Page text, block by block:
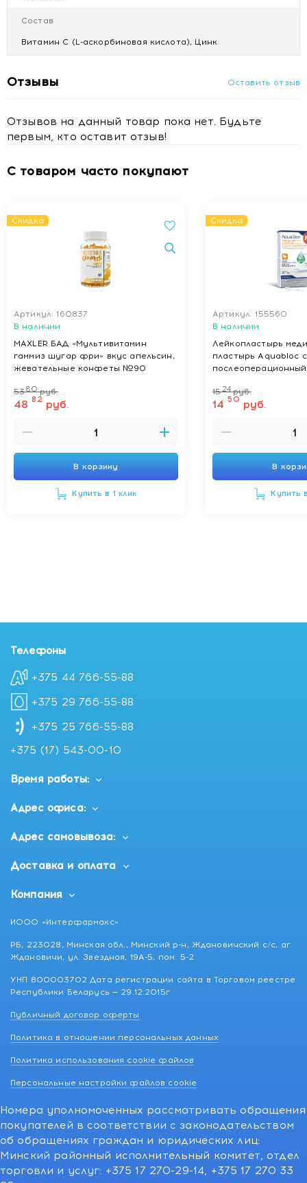
Индивидуальная непереносимость компонентов,
беременным и кормящим женщинам.
Состав
Витамин С (L-аскорбиновая кислота), Цинк
Отзывы Оставить отзыв
Отзывов на данный товар пока нет. Будьте
первым, кто оставит отзыв!
С товаром часто покупают
Скидка
Артикул: 160837
В наличии
MAXLER БАД «Мультивитамин
гаммиз шугар фри» вкус апельсин,
жевательные конфеты №90
5380 руб.
48 82 руб.
В корзину
Купить в 1 клик
Скидка
Артикул: 155560
В наличии
Лейкопластырь
пластырь Aquabloc
послеоперационный
размеры, см: 10 х
1524 руб.
14 50 руб.
В
Купить
Телефоны
+375 44 766-55-88
+375 29 766-55-88
+375 25 766-55-88
+375 (17) 543-00-10
Время работы:
Адрес офиса:
Адрес самовывоза:
Доставка и оплата
Компания
ИООО «Интерфармакс»
РБ, 223028, Минская обл., Минский р-н, Ждановичский с/с, аг.
Ждановичи, ул. Звездная, 19А-5, пом. 5-2
УНП 800003702 Дата регистрации сайта в Торговом реестре
Республики Беларусь — 29.12.2015г
Публичный договор оферты
Политика в отношении персональных данных
Политика использования cookie файлов
Персональные настройки файлов cookie
Номера уполномоченных рассматривать обращения
покупателей в соответствии с законодательством
об обращениях граждан и юридических лиц:
Минский районный исполнительный комитет, отдел
торговли и услуг: +375 17 270-29-14, +375 17 270 33